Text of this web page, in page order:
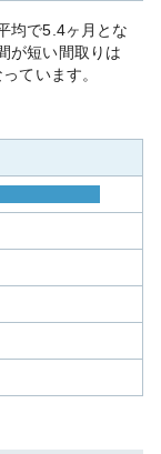
均で5.4ヶ月とな
が短い間取りは
ています。